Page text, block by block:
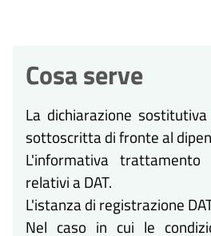
Cosa serve
La dichiarazione
sottoscritta di fronte al
L'informativa
relativi a DAT.
L'istanza di registrazione
Nel caso in cui le